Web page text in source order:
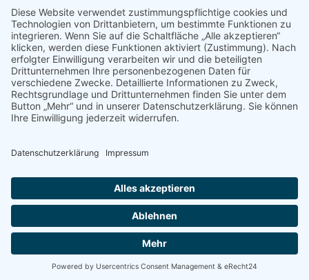
KLICK AUFS BILD ÖFFNET GOOGLE
MAPS
Mehr Infos auf der Seite:Datenschutz
© Copyright - BCvision marketing & communication
Impressum
Datenschutz